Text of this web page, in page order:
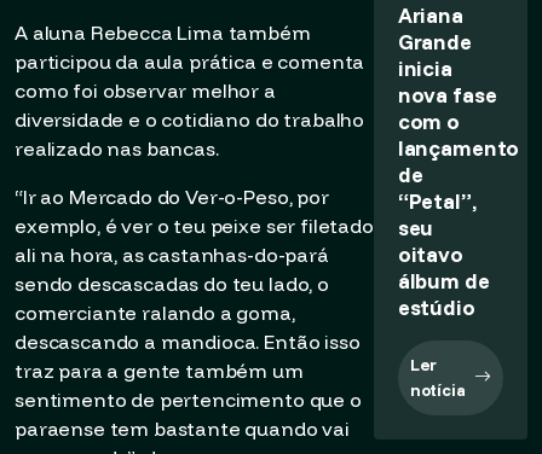
A aluna Rebecca Lima também
participou da aula prática e comenta
como foi observar melhor a
diversidade e o cotidiano do trabalho
realizado nas bancas.
“Ir ao Mercado do Ver-o-Peso, por
exemplo, é ver o teu peixe ser filetado
ali na hora, as castanhas-do-pará
sendo descascadas do teu lado, o
comerciante ralando a goma,
descascando a mandioca. Então isso
traz para a gente também um
sentimento de pertencimento que o
paraense tem bastante quando vai
Ariana
Grande
inicia
nova fase
com o
lançamento
de
“Petal”,
seu
oitavo
álbum de
estúdio
Ler
notícia